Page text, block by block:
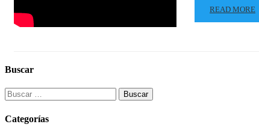
READ MORE
Buscar
Buscar:
Categorías